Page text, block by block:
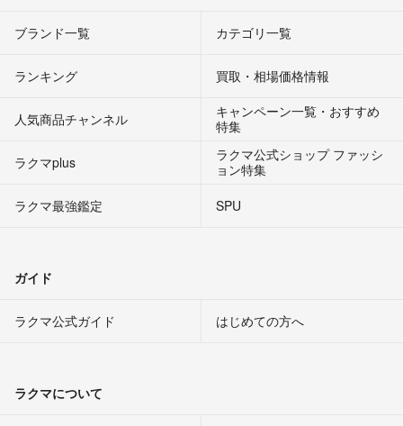
ブランド一覧 カテゴリ一覧
ランキング 買取・相場価格情報
人気商品チャンネル
キャンペーン一覧・おすすめ
特集
ラクマplus
ラクマ公式ショップ ファッシ
ョン特集
ラクマ最強鑑定
SPU
ガイド
ラクマ公式ガイド はじめての方へ
ラクマについて